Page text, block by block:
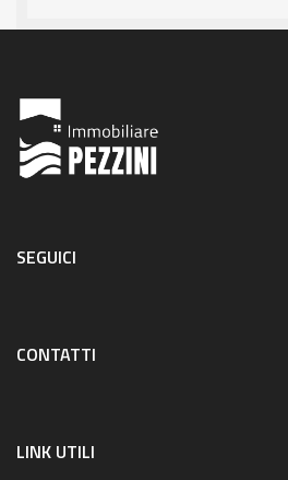
SEGUICI
CONTATTI
LINK UTILI